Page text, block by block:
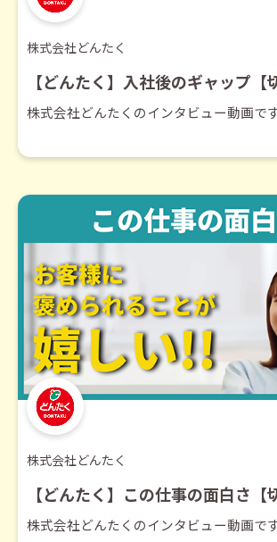
株式会社どんたく
【どんたく】入社後のギャップ【
株式会社どんたくのインタビュー動画です
株式会社どんたく
【どんたく】この仕事の面白さ【
株式会社どんたくのインタビュー動画です